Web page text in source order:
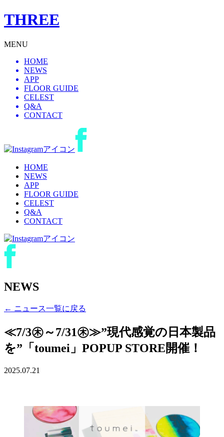
THREE
MENU
HOME
NEWS
APP
FLOOR GUIDE
CELEST
Q&A
CONTACT
HOME
NEWS
APP
FLOOR GUIDE
CELEST
Q&A
CONTACT
NEWS
← ニュース一覧に戻る
≪7/3㊍～7/31㊍≫”現代感覚の日本製品
を”「toumei」POPUP STORE開催！
2025.07.21